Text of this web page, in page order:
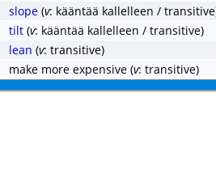
slope (v: kääntää kallelleen /
tilt (v: kääntää kallelleen / transitive)
lean (v: transitive)
make more expensive (v: transitive)